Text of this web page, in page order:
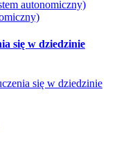
autonomiczny)
się w dziedzinie
się w dziedzinie